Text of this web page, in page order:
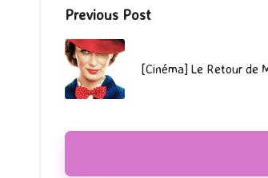
Post
navigation
Previous Post
[Cinéma] Le Retour de